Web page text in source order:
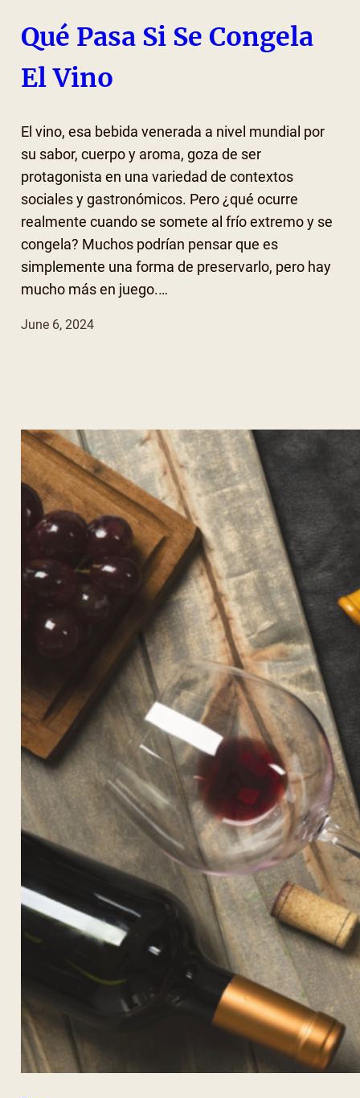
Qué Pasa Si Se Congela
El Vino
El vino, esa bebida venerada a nivel mundial por
su sabor, cuerpo y aroma, goza de ser
protagonista en una variedad de contextos
sociales y gastronómicos. Pero ¿qué ocurre
realmente cuando se somete al frío extremo y se
congela? Muchos podrían pensar que es
simplemente una forma de preservarlo, pero hay
mucho más en juego.…
June 6, 2024